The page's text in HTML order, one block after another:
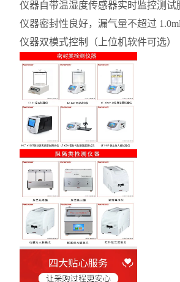
仪器自带温湿度传感器实时监控测试
仪器密封性良好，漏气量不超过
仪器双模式控制（上位机软件可选）